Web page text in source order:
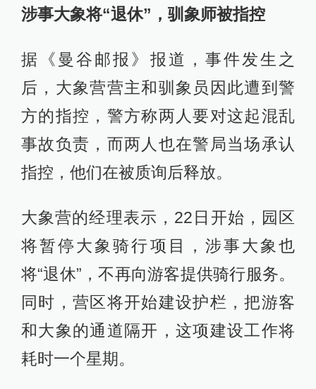
涉事大象将“退休”，驯象师被指控
据《曼谷邮报》报道，事件发生之
后，大象营营主和驯象员因此遭到警
方的指控，警方称两人要对这起混乱
事故负责，而两人也在警局当场承认
指控，他们在被质询后释放。
大象营的经理表示，22日开始，园区
将暂停大象骑行项目，涉事大象也
将“退休”，不再向游客提供骑行服务。
同时，营区将开始建设护栏，把游客
和大象的通道隔开，这项建设工作将
耗时一个星期。